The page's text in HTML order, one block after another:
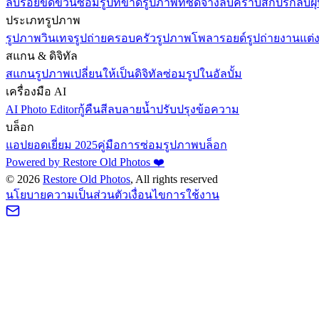
ลบรอยขีดข่วนซ่อมรูปที่ขาดรูปภาพที่ซีดจางลบคราบสกปรกลบ
ประเภทรูปภาพ
รูปภาพวินเทจรูปถ่ายครอบครัวรูปภาพโพลารอยด์รูปถ่ายงานแต่
สแกน & ดิจิทัล
สแกนรูปภาพเปลี่ยนให้เป็นดิจิทัลซ่อมรูปในอัลบั้ม
เครื่องมือ AI
AI Photo Editorกู้คืนสีลบลายน้ำปรับปรุงข้อความ
บล็อก
แอปยอดเยี่ยม 2025คู่มือการซ่อมรูปภาพบล็อก
Powered by Restore Old Photos ❤️
© 2026 Restore Old Photos, All rights reserved
นโยบายความเป็นส่วนตัวเงื่อนไขการใช้งาน